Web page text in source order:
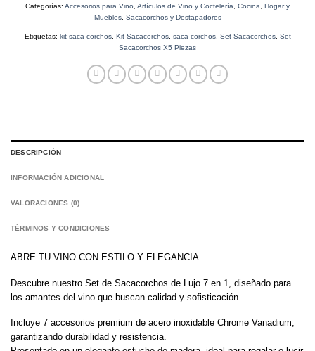
Categorías: Accesorios para Vino, Artículos de Vino y Coctelería, Cocina, Hogar y
Muebles, Sacacorchos y Destapadores
Etiquetas: kit saca corchos, Kit Sacacorchos, saca corchos, Set Sacacorchos, Set
Sacacorchos X5 Piezas
DESCRIPCIÓN
INFORMACIÓN ADICIONAL
VALORACIONES (0)
TÉRMINOS Y CONDICIONES
ABRE TU VINO CON ESTILO Y ELEGANCIA
Descubre nuestro Set de Sacacorchos de Lujo 7 en 1, diseñado para
los amantes del vino que buscan calidad y sofisticación.
Incluye 7 accesorios premium de acero inoxidable Chrome Vanadium,
garantizando durabilidad y resistencia.